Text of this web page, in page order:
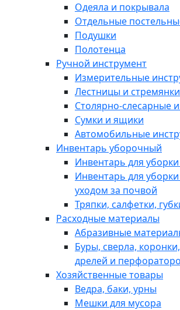
Одеяла и покрывала
Отдельные
Подушки
Полотенца
Ручной инструмент
Измерительные
Лестницы и стремянки
Столярно-слесарные
Сумки и ящики
Автомобильные
Инвентарь уборочный
Инвентарь для
Инвентарь для
уходом за почвой
Тряпки, салфетки,
Расходные материалы
Абразивные
Буры, сверла,
дрелей и
Хозяйственные товары
Ведра, баки, урны
Мешки для мусора